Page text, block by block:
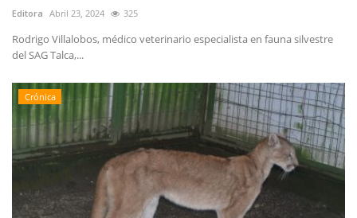
Editora Abril 23, 2024 325
Rodrigo Villalobos, médico veterinario especialista en fauna silvestre
del SAG Talca,...
Crónica